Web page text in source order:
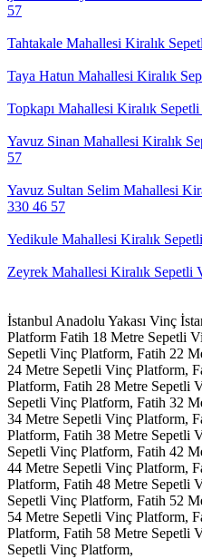
57
Tahtakale Mahallesi Kiralık
Taya Hatun Mahallesi Kiralık
Topkapı Mahallesi Kiralık
Yavuz Sinan Mahallesi Kiralık
57
Yavuz Sultan Selim Mahallesi
330 46 57
Yedikule Mahallesi Kiralık
Zeyrek Mahallesi Kiralık Sepetli
İstanbul Anadolu Yakası Vinç
Platform Fatih 18 Metre Sepetli
Sepetli Vinç Platform, Fatih 22
24 Metre Sepetli Vinç Platform,
Platform, Fatih 28 Metre Sepetli
Sepetli Vinç Platform, Fatih 32
34 Metre Sepetli Vinç Platform,
Platform, Fatih 38 Metre Sepetli
Sepetli Vinç Platform, Fatih 42
44 Metre Sepetli Vinç Platform,
Platform, Fatih 48 Metre Sepetli
Sepetli Vinç Platform, Fatih 52
54 Metre Sepetli Vinç Platform,
Platform, Fatih 58 Metre Sepetli
Sepetli Vinç Platform,